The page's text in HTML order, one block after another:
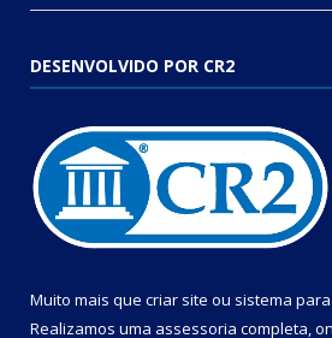
DESENVOLVIDO POR CR2
Muito mais que criar site ou sistema
Realizamos uma assessoria completa,